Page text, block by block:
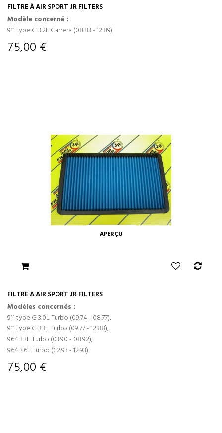
FILTRE À AIR SPORT JR FILTERS
Modèle concerné :
911 type G 3.2L Carrera (08.83 - 12.89)
75,00 €
APERÇU
FILTRE À AIR SPORT JR FILTERS
Modèles concernés :
911 type G 3.0L Turbo (09.74 - 08.77),
911 type G 3.3L Turbo (09.77 - 12.88),
964 3.3L Turbo (03.90 - 08.92),
964 3.6L Turbo (02.93 - 12.93)
75,00 €